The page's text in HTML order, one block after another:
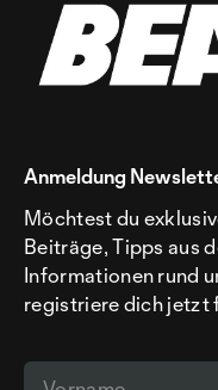
Anmeldung
Möchtest du
Beiträge, Tipps aus
Informationen rund
registriere dich jetzt